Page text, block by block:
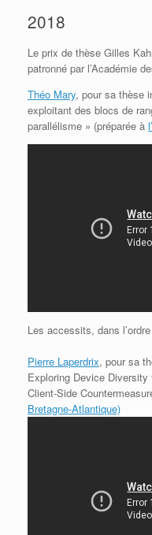
2018
Le prix de thèse Gilles
patronné par l’Académie
Théo Mary, pour sa thèse
exploitant des blocs de
parallélisme » (préparée à
Les accessits, dans
Pierre Laperdrix, pour sa
Exploring Device
Client-Side
Bretagne-Atlantique)